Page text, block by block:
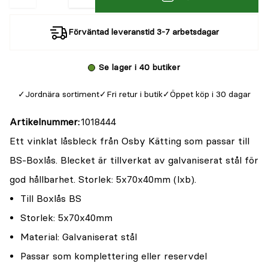
Förväntad leveranstid 3-7 arbetsdagar
Se lager i 40 butiker
Jordnära sortiment Fri retur i butik Öppet köp i 30 dagar
Artikelnummer 1018444
Ett vinklat låsbleck från Osby Kätting som passar till
BS-Boxlås. Blecket är tillverkat av galvaniserat stål för
god hållbarhet. Storlek: 5x70x40mm (lxb).
Till Boxlås BS
Storlek: 5x70x40mm
Material: Galvaniserat stål
Passar som komplettering eller reservdel